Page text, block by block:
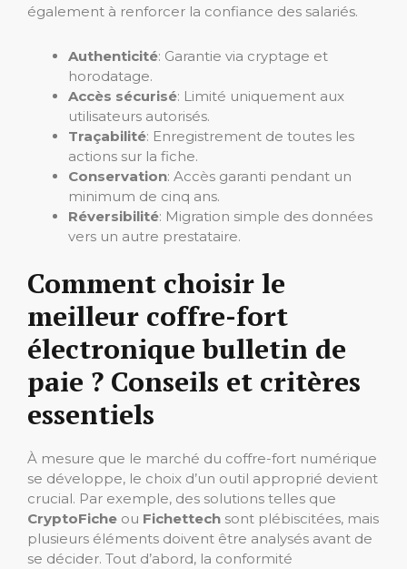
également à renforcer la confiance des salariés.
Authenticité: Garantie via cryptage et
horodatage.
Accès sécurisé: Limité uniquement aux
utilisateurs autorisés.
Traçabilité: Enregistrement de toutes les
actions sur la fiche.
Conservation: Accès garanti pendant un
minimum de cinq ans.
Réversibilité: Migration simple des données
vers un autre prestataire.
Comment choisir le
meilleur coffre-fort
électronique bulletin de
paie ? Conseils et critères
essentiels
À mesure que le marché du coffre-fort numérique
se développe, le choix d’un outil approprié devient
crucial. Par exemple, des solutions telles que
CryptoFiche ou Fichettech sont plébiscitées, mais
plusieurs éléments doivent être analysés avant de
se décider. Tout d’abord, la conformité